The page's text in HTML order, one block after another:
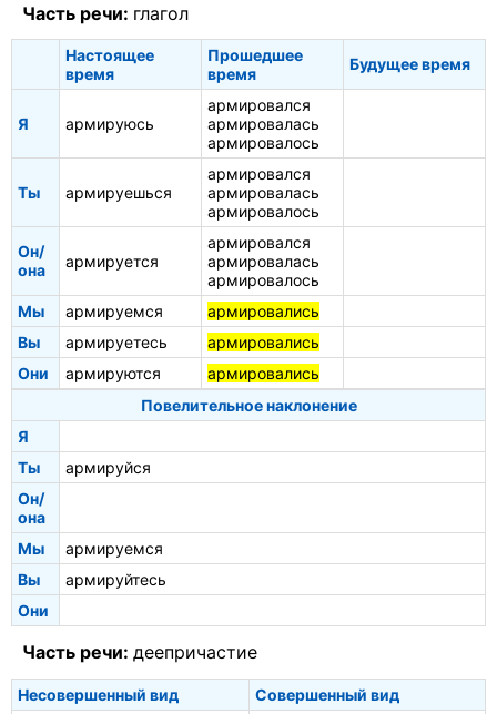
Часть речи: глагол
Настоящее
время
Прошедшее
время
Будущее время
Я армируюсь
армировался
армировалась
армировалось
Ты армируешься
армировался
армировалась
армировалось
Он/
она
армируется
армировался
армировалась
армировалось
Мы
армируемся
армировались
Вы
армируетесь
армировались
Они
армируются
армировались
Повелительное наклонение
Я
Ты
армируйся
Он/
она
Мы
армируемся
Вы
армируйтесь
Они
Часть речи: деепричастие
Несовершенный вид
Совершенный вид